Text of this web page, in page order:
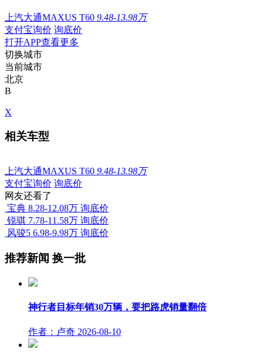
上汽大通MAXUS T60 9.48-13.98万
支付宝询价 询底价
打开APP查看更多
切换城市
当前城市
北京
B
X
相关车型
上汽大通MAXUS T60 9.48-13.98万
支付宝询价 询底价
网友还看了
宝典 8.28-12.08万 询底价
锐骐 7.78-11.58万 询底价
风骏5 6.98-9.98万 询底价
推荐新闻 换一批
神行者目标年销30万辆，要把路虎销量翻倍
作者：卢奇 2026-08-10